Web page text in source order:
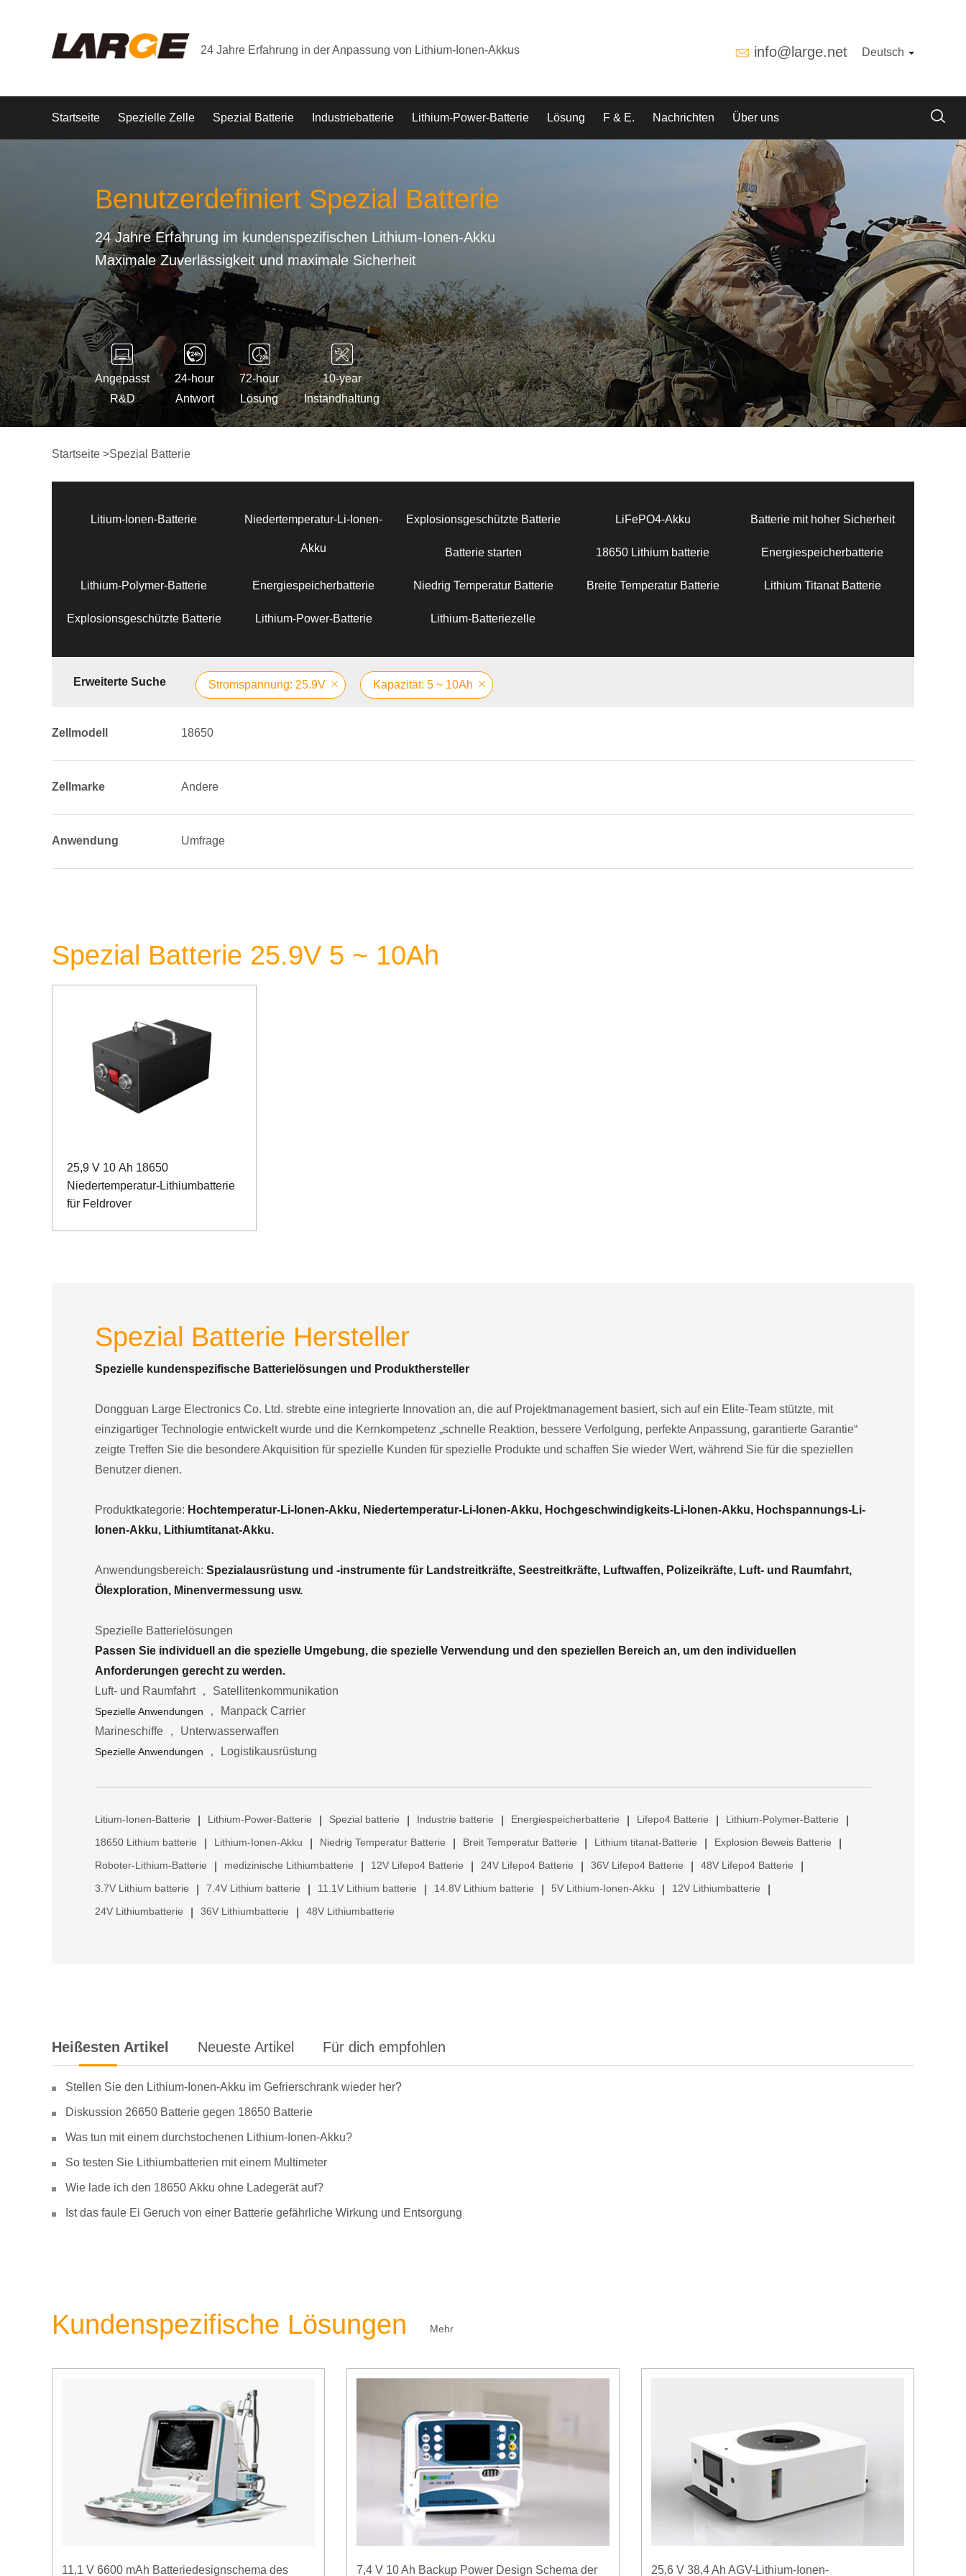
24 Jahre Erfahrung in der Anpassung von Lithium-Ionen-Akkus info@large.net Deutsch
Startseite Spezielle Zelle Spezial Batterie Industriebatterie Lithium-Power-Batterie Lösung F & E. Nachrichten Über uns
Benutzerdefiniert Spezial Batterie
24 Jahre Erfahrung im kundenspezifischen Lithium-Ionen-Akku
Maximale Zuverlässigkeit und maximale Sicherheit
Angepasst
R&D
24-hour
Antwort
72-hour
Lösung
10-year
Instandhaltung
Startseite >Spezial Batterie
Litium-Ionen-Batterie Niedertemperatur-Li-Ionen-
Akku
Explosionsgeschützte Batterie LiFePO4-Akku Batterie mit hoher Sicherheit
Batterie starten 18650 Lithium batterie Energiespeicherbatterie
Lithium-Polymer-Batterie Energiespeicherbatterie Niedrig Temperatur Batterie Breite Temperatur Batterie Lithium Titanat Batterie
Explosionsgeschützte Batterie Lithium-Power-Batterie Lithium-Batteriezelle
Erweiterte Suche Stromspannung: 25.9V Kapazität: 5 ~ 10Ah
Zellmodell 18650
Zellmarke Andere
Anwendung Umfrage
Spezial Batterie 25.9V 5 ~ 10Ah
25,9 V 10 Ah 18650
Niedertemperatur-Lithiumbatterie
für Feldrover
Spezial Batterie Hersteller
Spezielle kundenspezifische Batterielösungen und Produkthersteller
Dongguan Large Electronics Co. Ltd. strebte eine integrierte Innovation an, die auf Projektmanagement basiert, sich auf ein Elite-Team stützte, mit
einzigartiger Technologie entwickelt wurde und die Kernkompetenz „schnelle Reaktion, bessere Verfolgung, perfekte Anpassung, garantierte Garantie“
zeigte Treffen Sie die besondere Akquisition für spezielle Kunden für spezielle Produkte und schaffen Sie wieder Wert, während Sie für die speziellen
Benutzer dienen.
Produktkategorie: Hochtemperatur-Li-Ionen-Akku, Niedertemperatur-Li-Ionen-Akku, Hochgeschwindigkeits-Li-Ionen-Akku, Hochspannungs-Li-
Ionen-Akku, Lithiumtitanat-Akku.
Anwendungsbereich: Spezialausrüstung und -instrumente für Landstreitkräfte, Seestreitkräfte, Luftwaffen, Polizeikräfte, Luft- und Raumfahrt,
Ölexploration, Minenvermessung usw.
Spezielle Batterielösungen
Passen Sie individuell an die spezielle Umgebung, die spezielle Verwendung und den speziellen Bereich an, um den individuellen
Anforderungen gerecht zu werden.
Luft- und Raumfahrt ， Satellitenkommunikation
Spezielle Anwendungen ， Manpack Carrier
Marineschiffe ， Unterwasserwaffen
Spezielle Anwendungen ， Logistikausrüstung
Litium-Ionen-Batterie Lithium-Power-Batterie Spezial batterie Industrie batterie Energiespeicherbatterie Lifepo4 Batterie Lithium-Polymer-Batterie
18650 Lithium batterie Lithium-Ionen-Akku Niedrig Temperatur Batterie Breit Temperatur Batterie Lithium titanat-Batterie Explosion Beweis Batterie
Roboter-Lithium-Batterie medizinische Lithiumbatterie 12V Lifepo4 Batterie 24V Lifepo4 Batterie 36V Lifepo4 Batterie 48V Lifepo4 Batterie
3.7V Lithium batterie 7.4V Lithium batterie 11.1V Lithium batterie 14.8V Lithium batterie 5V Lithium-Ionen-Akku 12V Lithiumbatterie
24V Lithiumbatterie 36V Lithiumbatterie 48V Lithiumbatterie
Heißesten Artikel Neueste Artikel Für dich empfohlen
Stellen Sie den Lithium-Ionen-Akku im Gefrierschrank wieder her?
Diskussion 26650 Batterie gegen 18650 Batterie
Was tun mit einem durchstochenen Lithium-Ionen-Akku?
So testen Sie Lithiumbatterien mit einem Multimeter
Wie lade ich den 18650 Akku ohne Ladegerät auf?
Ist das faule Ei Geruch von einer Batterie gefährliche Wirkung und Entsorgung
Kundenspezifische Lösungen Mehr
11,1 V 6600 mAh Batteriedesignschema des 7,4 V 10 Ah Backup Power Design Schema der 25,6 V 38,4 Ah AGV-Lithium-Ionen-